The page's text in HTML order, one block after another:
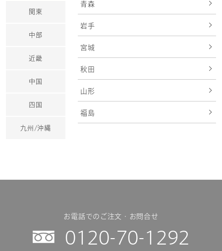
関東
中部
近畿
中国
四国
九州/沖縄
青森
岩手
宮城
秋田
山形
福島
お電話でのご注文・お問合せ
0120-70-1292